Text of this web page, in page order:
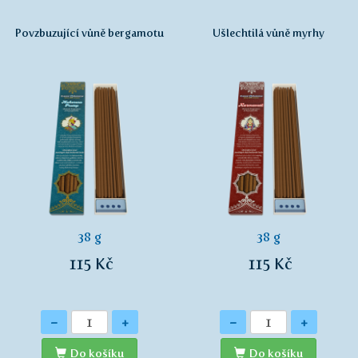
Povzbuzující vůně bergamotu
38 g
115 Kč
Množství
- +
Do košíku
Ušlechtilá vůně myrhy
38 g
115 Kč
Množství
- +
Do košíku